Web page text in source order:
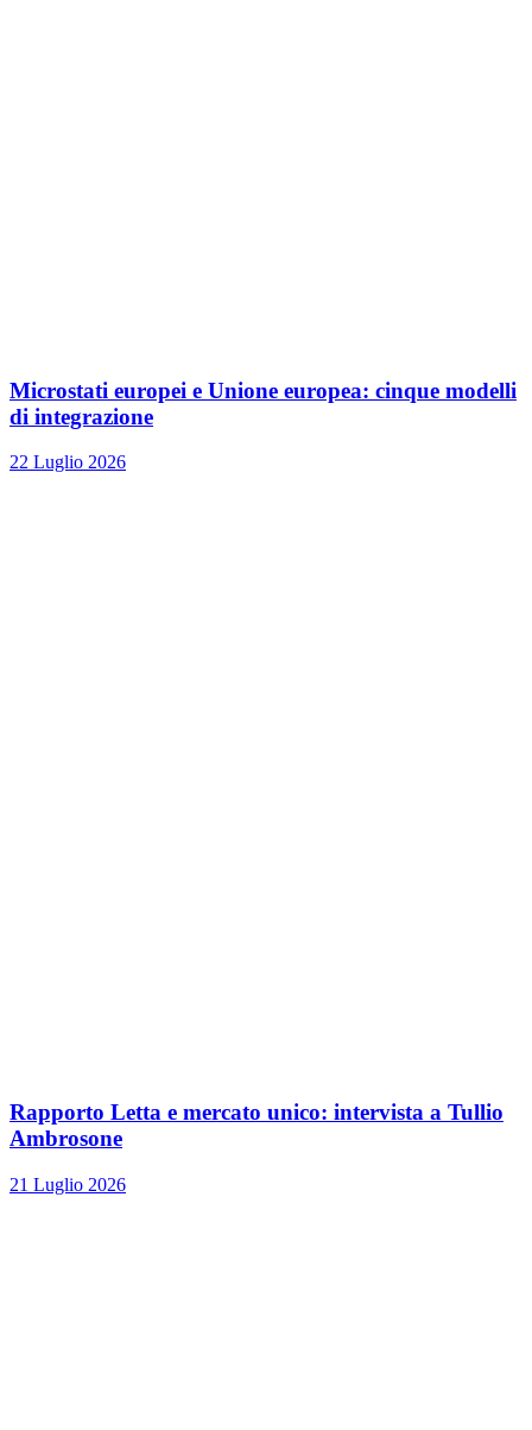
Microstati europei e Unione europea: cinque modelli
di integrazione
22 Luglio 2026
Rapporto Letta e mercato unico: intervista a Tullio
Ambrosone
21 Luglio 2026